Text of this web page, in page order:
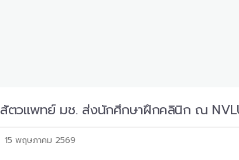
สัตวแพทย์ มช. ส่งนักศึกษาฝึกคลินิก ณ
15 พฤษภาคม 2569